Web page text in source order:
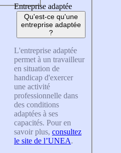
Entreprise adaptée
Qu'est-ce qu'une
entreprise adaptée
?
L'entreprise adaptée
permet à un travailleur
en situation de
handicap d'exercer
une activité
professionnelle dans
des conditions
adaptées à ses
capacités. Pour en
savoir plus, consultez
le site de l’UNEA.